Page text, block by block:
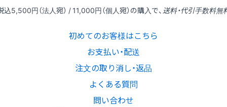
込5,500円（法人宛） / 11,000円（個人宛）の購入で、 送料・代引手数料無
初めてのお客様はこちら
お支払い・配送
注文の取り消し・返品
よくある質問
問い合わせ